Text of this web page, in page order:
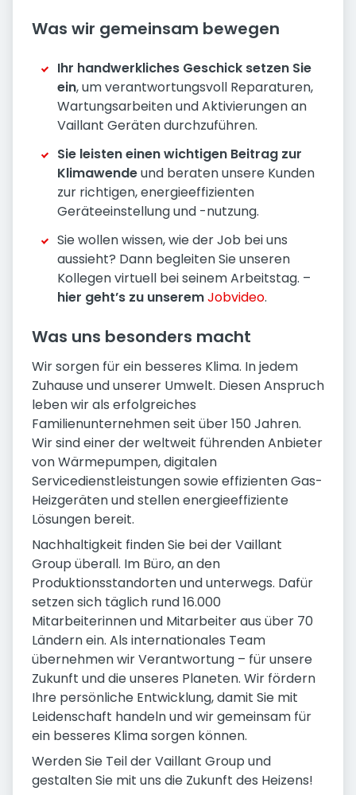
Was wir gemeinsam bewegen
Ihr handwerkliches Geschick setzen Sie
ein, um verantwortungsvoll Reparaturen,
Wartungsarbeiten und Aktivierungen an
Vaillant Geräten durchzuführen.
Sie leisten einen wichtigen Beitrag zur
Klimawendeund beraten unsere Kunden
zur richtigen, energieeffizienten
Geräteeinstellung und -nutzung.
Sie wollen wissen, wie der Job bei uns
aussieht? Dann begleiten Sie unseren
Kollegen virtuell bei seinem Arbeitstag. –
hier geht’s zu unseremJobvideo.
Was uns besonders macht
Wir sorgen für ein besseres Klima. In jedem
Zuhause und unserer Umwelt. Diesen Anspruch
leben wir als erfolgreiches
Familienunternehmen seit über 150 Jahren.
Wir sind einer der weltweit führenden Anbieter
von Wärmepumpen, digitalen
Servicedienstleistungen sowie effizienten Gas-
Heizgeräten und stellen energieeffiziente
Lösungen bereit.
Nachhaltigkeit finden Sie bei der Vaillant
Group überall. Im Büro, an den
Produktionsstandorten und unterwegs. Dafür
setzen sich täglich rund 16.000
Mitarbeiterinnen und Mitarbeiter aus über 70
Ländern ein. Als internationales Team
übernehmen wir Verantwortung – für unsere
Zukunft und die unseres Planeten. Wir fördern
Ihre persönliche Entwicklung, damit Sie mit
Leidenschaft handeln und wir gemeinsam für
ein besseres Klima sorgen können.
Werden Sie Teil der Vaillant Group und
gestalten Sie mit uns die Zukunft des Heizens!